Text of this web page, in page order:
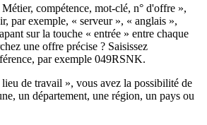
compétence, mot-clé, n° d'offre »,
par exemple, « serveur », « anglais »,
sur la touche « entrée » entre chaque
une offre précise ? Saisissez
par exemple 049RSNK.
de travail », vous avez la possibilité de
un département, une région, un pays ou